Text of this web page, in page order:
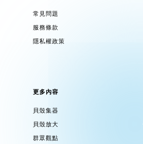
常見問題
服務條款
隱私權政策
更多內容
貝殼集器
貝殼放大
群眾觀點